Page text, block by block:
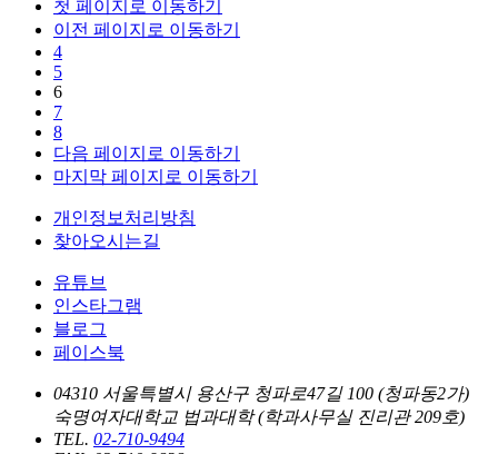
첫 페이지로 이동하기
이전 페이지로 이동하기
4
5
6
7
8
다음 페이지로 이동하기
마지막 페이지로 이동하기
개인정보처리방침
찾아오시는길
유튜브
인스타그램
블로그
페이스북
04310 서울특별시 용산구 청파로47길 100 (청파동2가)
숙명여자대학교 법과대학 (학과사무실 진리관 209호)
TEL. 02-710-9494